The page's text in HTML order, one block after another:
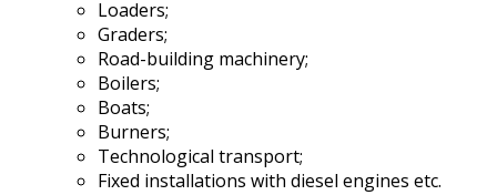
Loaders;
Graders;
Road-building machinery;
Boilers;
Boats;
Burners;
Technological transport;
Fixed installations with diesel engines etc.